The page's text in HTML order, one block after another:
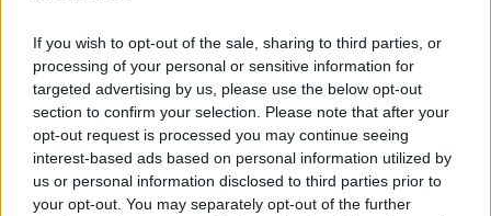
If you wish to opt-out of the sale, sharing to third parties, or
processing of your personal or sensitive information for
targeted advertising by us, please use the below opt-out
section to confirm your selection. Please note that after your
opt-out request is processed you may continue seeing
interest-based ads based on personal information utilized by
us or personal information disclosed to third parties prior to
your opt-out. You may separately opt-out of the further